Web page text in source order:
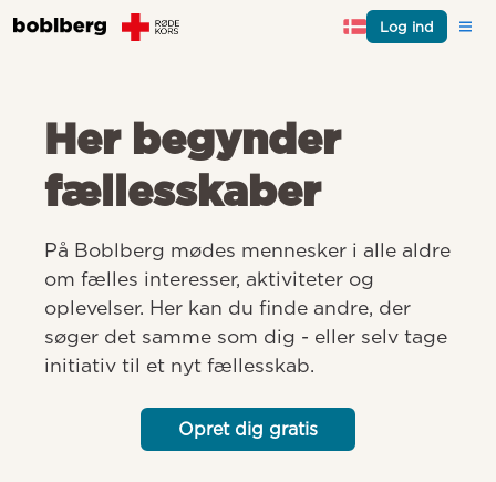
Log ind
Her begynder
fællesskaber
På Boblberg mødes mennesker i alle aldre
om fælles interesser, aktiviteter og
oplevelser. Her kan du finde andre, der
søger det samme som dig - eller selv tage
initiativ til et nyt fællesskab.
Opret dig gratis